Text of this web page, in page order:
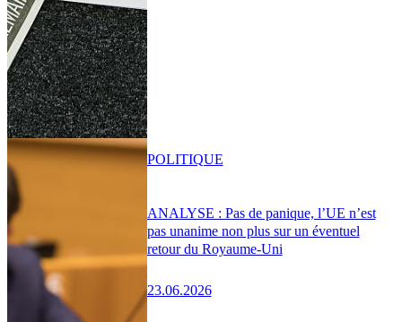
ANALYSE : Pas de panique, l’UE n’est
pas unanime non plus sur un éventuel
retour du Royaume-Uni
23.06.2026
POLITIQUE